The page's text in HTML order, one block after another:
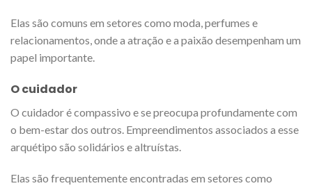
Elas são comuns em setores como moda, perfumes e
relacionamentos, onde a atração e a paixão desempenham um
papel importante.
O cuidador
O cuidador é compassivo e se preocupa profundamente com
o bem-estar dos outros. Empreendimentos associados a esse
arquétipo são solidários e altruístas.
Elas são frequentemente encontradas em setores como